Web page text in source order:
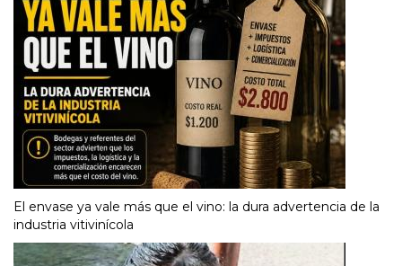
El envase ya vale más que el vino: la dura advertencia de la
industria vitivinícola